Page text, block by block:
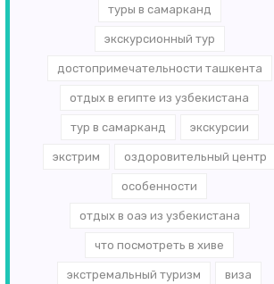
туры в самарканд
экскурсионный тур
достопримечательности ташкента
отдых в египте из узбекистана
тур в самарканд экскурсии
экстрим оздоровительный центр
особенности
отдых в оаэ из узбекистана
что посмотреть в хиве
экстремальный туризм виза